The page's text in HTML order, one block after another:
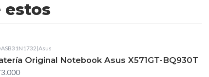
estos
|Asus
Original Notebook Asus X571GT-BQ930T